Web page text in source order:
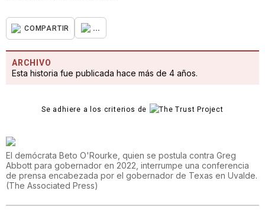
COMPARTIR ...
ARCHIVO
Esta historia fue publicada hace más de 4 años.
Se adhiere a los criterios de
El demócrata Beto O'Rourke, quien se postula contra Greg
Abbott para gobernador en 2022, interrumpe una conferencia
de prensa encabezada por el gobernador de Texas en Uvalde.
(The Associated Press)